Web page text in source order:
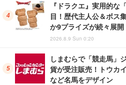
『ドラクエ』実用的な
目！歴代主人公＆ボス
か9プライズが続々展開
2026.8.9 Sun 0:20
しまむらで「競走馬」
貨が受注販売！トウカ
など名馬をデザイン